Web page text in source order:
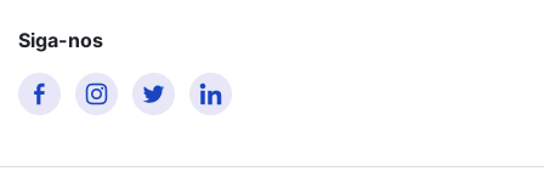
Siga-nos